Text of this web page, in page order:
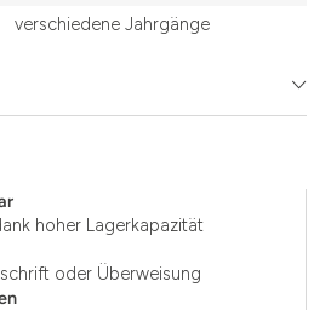
verschiedene Jahrgänge
hoher Lagerkapazität
oder Überweisung